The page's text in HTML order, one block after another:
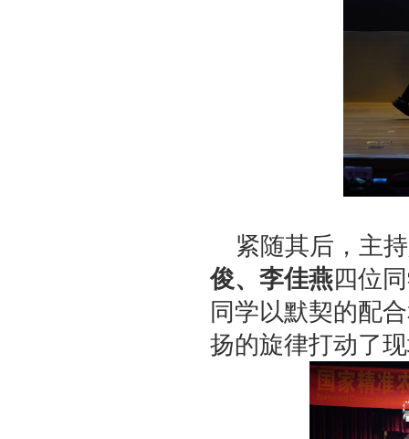
紧随其后，主
俊、李佳燕四位
同学以默契的配
扬的旋律打动了